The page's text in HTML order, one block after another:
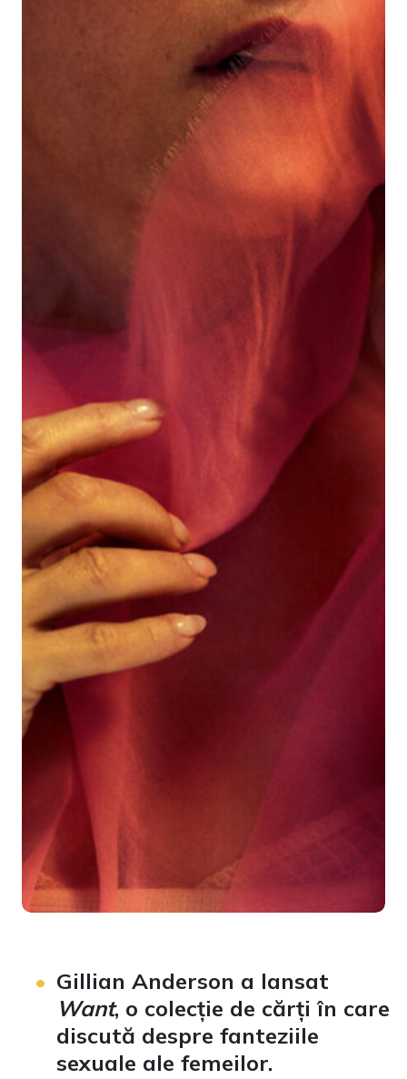
Gillian Anderson a lansat
Want, o colecție de cărți în care
discută despre fanteziile
sexuale ale femeilor.